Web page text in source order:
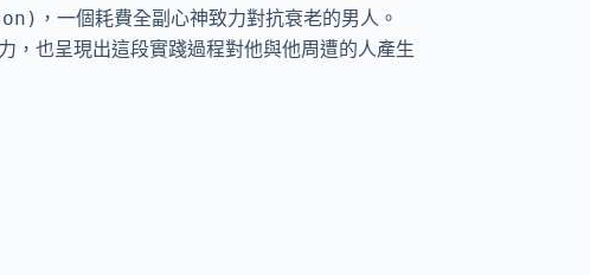
一個耗費全副心神致力對抗衰老的男人。
，也呈現出這段實踐過程對他與他周遭的人產生